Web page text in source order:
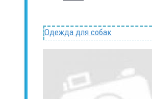
Одежда для собак